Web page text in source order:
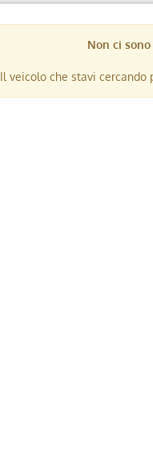
Non ci
Il veicolo che stavi